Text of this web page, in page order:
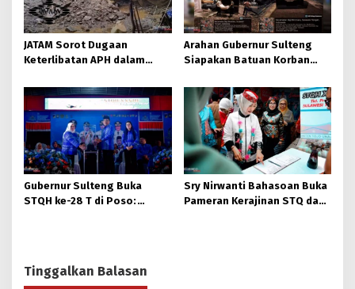
JATAM Sorot Dugaan
Keterlibatan APH dalam
Arahan Gubernur Sulteng
Siapakan Batuan Korban
Moutong Gerak Cepat
Distribusi
Gubernur Sulteng Buka
STQH ke-28 T di Poso:
Sry Nirwanti Bahasoan Buka
Pameran Kerajinan STQ dan
Tinggalkan Balasan